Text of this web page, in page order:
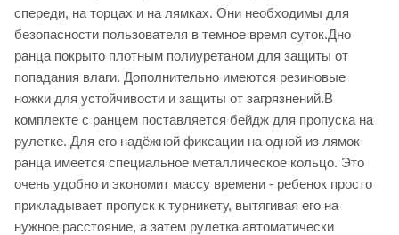
спереди, на торцах и на лямках. Они необходимы для
безопасности пользователя в темное время суток.Дно
ранца покрыто плотным полиуретаном для защиты от
попадания влаги. Дополнительно имеются резиновые
ножки для устойчивости и защиты от загрязнений.В
комплекте с ранцем поставляется бейдж для пропуска на
рулетке. Для его надёжной фиксации на одной из лямок
ранца имеется специальное металлическое кольцо. Это
очень удобно и экономит массу времени - ребенок просто
прикладывает пропуск к турникету, вытягивая его на
нужное расстояние, а затем рулетка автоматически